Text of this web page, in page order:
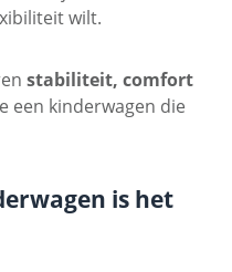
wilt.
stabiliteit, comfort
een kinderwagen die
is het